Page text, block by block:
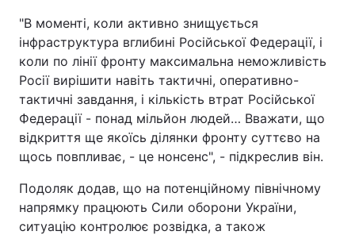
"В моменті, коли активно знищується
інфраструктура вглибині Російської Федерації, і
коли по лінії фронту максимальна неможливість
Росії вирішити навіть тактичні, оперативно-
тактичні завдання, і кількість втрат Російської
Федерації - понад мільйон людей… Вважати, що
відкриття ще якоїсь ділянки фронту суттєво на
щось повпливає, - це нонсенс", - підкреслив він.
Подоляк додав, що на потенційному північному
напрямку працюють Сили оборони України,
ситуацію контролює розвідка, а також